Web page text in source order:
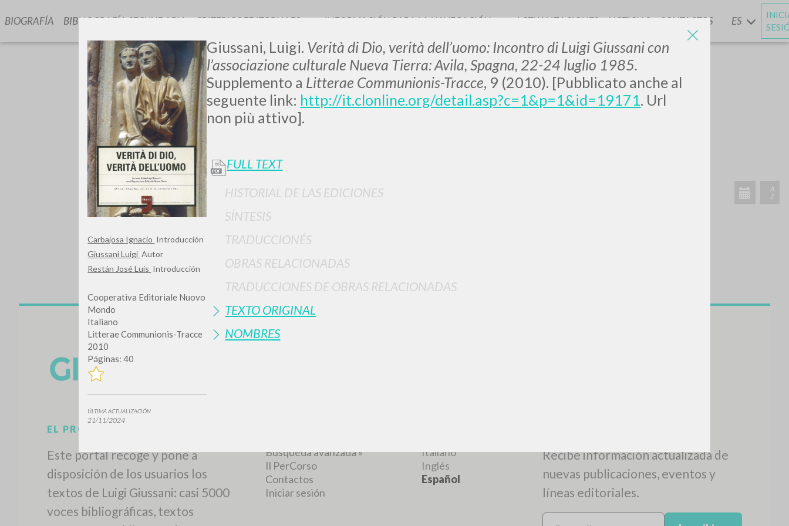
Carbajosa Ignacio Introducción
Giussani Luigi Autor
Restán José Luis Introducción
Cooperativa Editoriale Nuovo
Mondo
Italiano
Litterae Communionis-Tracce
2010
Páginas: 40
ÚLTIMA ACTUALIZACIÓN
21/11/2024
Giussani, Luigi. Verità di Dio, verità dell’uomo: Incontro di Luigi Giussani con
l’associazione culturale Nueva Tierra:Avila, Spagna, 22-24 luglio 1985.
Supplemento a Litterae Communionis-Tracce, 9 (2010). [Pubblicato anche al
seguente link: http://it.clonline.org/detail.asp?c=1&p=1&id=19171. Url
non più attivo].
FULL TEXT
HISTORIAL DE LAS EDICIONES
SÍNTESIS
TRADUCCIONÉS
OBRAS RELACIONADAS
TRADUCCIONES DE OBRAS RELACIONADAS
TEXTO ORIGINAL
NOMBRES
BIOGRAFÍA BIBLIOGRAFÍA SECUNDARIA CRITERIOS EDITORIALES INFORMACIÓN PARA LA NAVEGACIÓN ACTUALIZACIONESYNOTICIAS CONTACTOS ES
IDIOMA
EL PROYECTO
Este portal recoge y pone a
NAVEGA IDIOMA NEWSLETTER
Recibe información actualizada de